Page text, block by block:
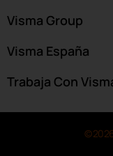
Visma Group
Visma España
Trabaja Con
©